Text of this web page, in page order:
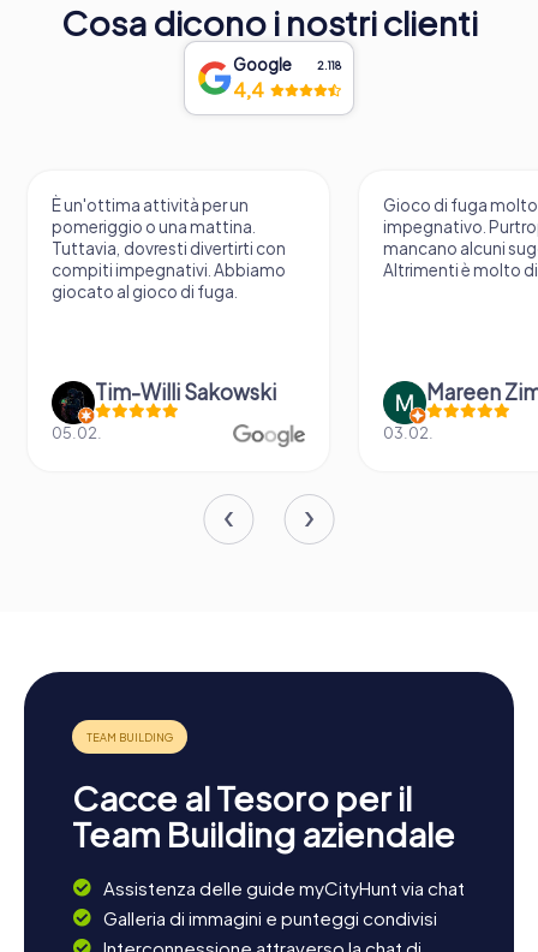
Cosa dicono i nostri clienti
Google 2.118
4,4
È un'ottima attività per un
pomeriggio o una mattina.
Tuttavia, dovresti divertirti con
compiti impegnativi. Abbiamo
giocato al gioco di fuga.
Tim-Willi Sakowski
05.02.
Gioco di fuga molto
impegnativo.
mancano alcuni
Altrimenti è molto
Mareen
03.02.
Cacce al Tesoro per il
Team Building aziendale
Assistenza delle guide myCityHunt via chat
Galleria di immagini e punteggi condivisi